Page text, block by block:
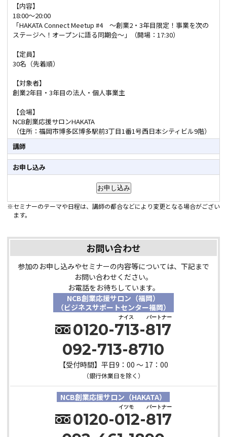
【内容】
18:00～20:00
「HAKATA Connect Meetup #4 ～創業2・3年目限定！事業を次の
ステージへ！オープンに語る同期会～」（開場：17:30）
【定員】
30名（先着順）
【対象者】
創業2年目・3年目の法人・個人事業主
【会場】
NCB創業応援サロンHAKATA
（住所：福岡市博多区博多駅前3丁目1番1号西日本シティビル9階）
講師
お申し込み
※セミナーのテーマや日程は、講師の都合などにより変更となる場合がござい
ます。
お問い合わせ
参加のお申し込みやセミナーの内容等については、下記まで
お問い合わせください。
お電話をお待ちしています。
NCB創業応援サロン（福岡）
（ビジネスサポートセンター福岡）
ナイス パートナー
0120-713-817
092-713-8710
【受付時間】平日9：00 ～ 17：00
（銀行休業日を除く）
NCB創業応援サロン（HAKATA）
イツモ パートナー
0120-012-817